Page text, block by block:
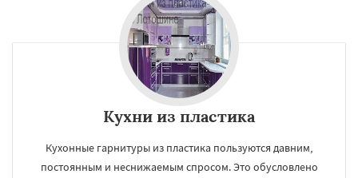
Кухни из пластика
Кухонные гарнитуры из пластика пользуются давним,
постоянным и неснижаемым спросом. Это обусловлено